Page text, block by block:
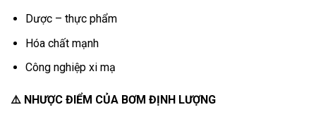
Dược – thực phẩm
Hóa chất mạnh
Công nghiệp xi mạ
⚠️ NHƯỢC ĐIỂM CỦA BƠM ĐỊNH LƯỢNG